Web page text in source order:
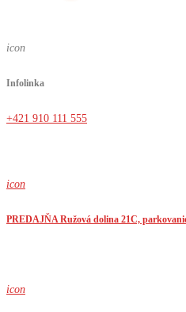
icon
Infolinka
+421 910 111 555
icon
PREDAJŇA Ružová dolina 21C,
icon